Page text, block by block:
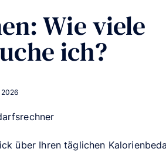
Wie viele
ich?
2026
über Ihren täglichen